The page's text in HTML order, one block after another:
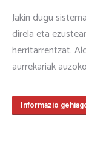
Jakin dugu
direla eta
herritarrentzat.
aurrekariak
Informazio